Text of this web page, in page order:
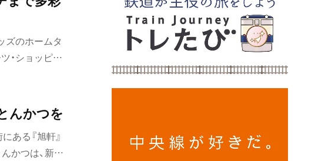
ズのホームタ
・ショッピン
うなこちゃ
んかつを
ある『旭軒』
かつは、新し